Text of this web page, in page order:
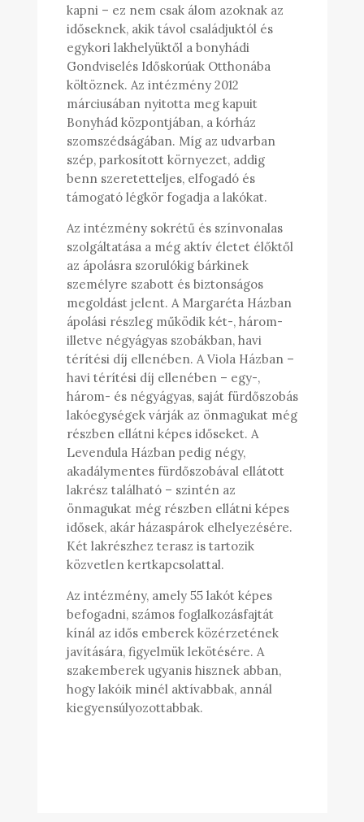
kapni – ez nem csak álom azoknak az
időseknek, akik távol családjuktól és
egykori lakhelyüktől a bonyhádi
Gondviselés Időskorúak Otthonába
költöznek. Az intézmény 2012
márciusában nyitotta meg kapuit
Bonyhád központjában, a kórház
szomszédságában. Míg az udvarban
szép, parkosított környezet, addig
benn szeretetteljes, elfogadó és
támogató légkör fogadja a lakókat.
Az intézmény sokrétű és színvonalas
szolgáltatása a még aktív életet élőktől
az ápolásra szorulókig bárkinek
személyre szabott és biztonságos
megoldást jelent. A Margaréta Házban
ápolási részleg működik két-, három-
illetve négyágyas szobákban, havi
térítési díj ellenében. A Viola Házban –
havi térítési díj ellenében – egy-,
három- és négyágyas, saját fürdőszobás
lakóegységek várják az önmagukat még
részben ellátni képes időseket. A
Levendula Házban pedig négy,
akadálymentes fürdőszobával ellátott
lakrész található – szintén az
önmagukat még részben ellátni képes
idősek, akár házaspárok elhelyezésére.
Két lakrészhez terasz is tartozik
közvetlen kertkapcsolattal.
Az intézmény, amely 55 lakót képes
befogadni, számos foglalkozásfajtát
kínál az idős emberek közérzetének
javítására, figyelmük lekötésére. A
szakemberek ugyanis hisznek abban,
hogy lakóik minél aktívabbak, annál
kiegyensúlyozottabbak.